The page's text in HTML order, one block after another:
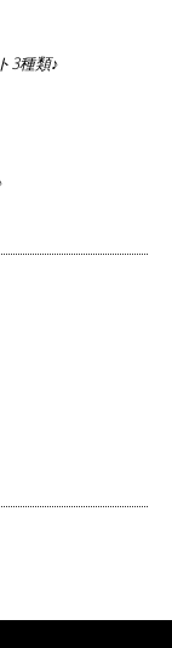
3種類♪